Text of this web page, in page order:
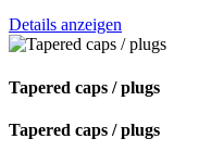
Details anzeigen
Tapered caps / plugs
Tapered caps / plugs